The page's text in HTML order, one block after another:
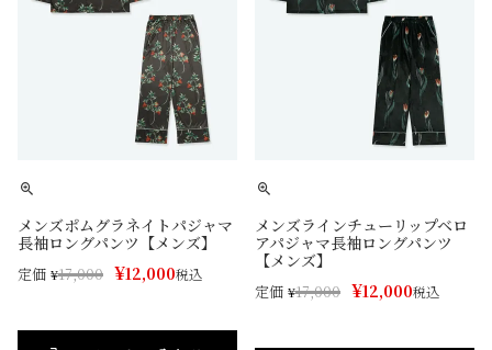
メンズポムグラネイトパジャマ
長袖ロングパンツ【メンズ】
定価 ¥17,000 ¥12,000税込
メンズラインチューリップベロ
アパジャマ長袖ロングパンツ
【メンズ】
定価 ¥17,000 ¥12,000税込